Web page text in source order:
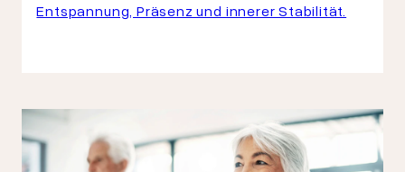
Entspannung, Präsenz und innerer Stabilität.